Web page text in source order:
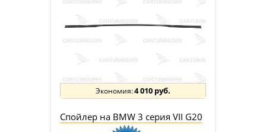
4 010 руб.
Спойлер на BMW 3 серия VII G20